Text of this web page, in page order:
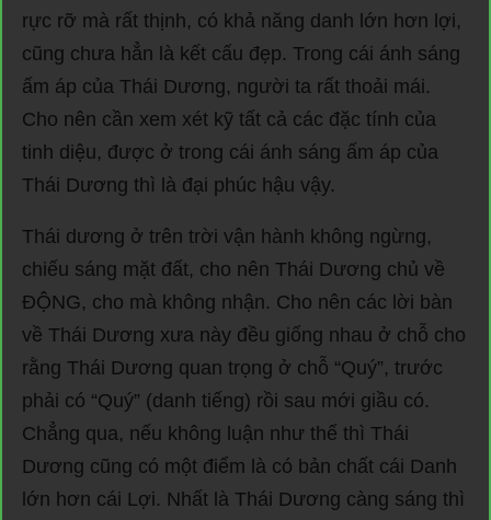
rực rỡ mà rất thịnh, có khả năng danh lớn hơn lợi,
cũng chưa hẳn là kết cấu đẹp. Trong cái ánh sáng
ấm áp của Thái Dương, người ta rất thoải mái.
Cho nên cần xem xét kỹ tất cả các đặc tính của
tinh diệu, được ở trong cái ánh sáng ấm áp của
Thái Dương thì là đại phúc hậu vậy.
Thái dương ở trên trời vận hành không ngừng,
chiếu sáng mặt đất, cho nên Thái Dương chủ về
ĐỘNG, cho mà không nhận. Cho nên các lời bàn
về Thái Dương xưa này đều giống nhau ở chỗ cho
rằng Thái Dương quan trọng ở chỗ “Quý”, trước
phải có “Quý” (danh tiếng) rồi sau mới giầu có.
Chẳng qua, nếu không luận như thế thì Thái
Dương cũng có một điểm là có bản chất cái Danh
lớn hơn cái Lợi. Nhất là Thái Dương càng sáng thì